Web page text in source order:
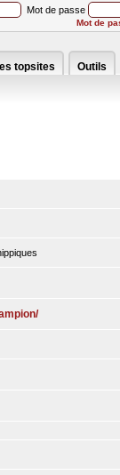
Mot de passe
Mot de
topsites Outils